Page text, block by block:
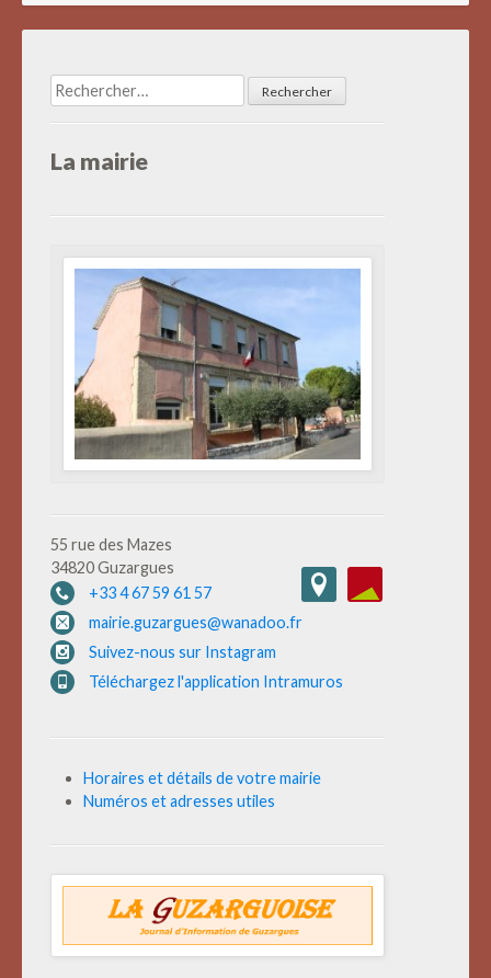
Rechercher :
La mairie
55 rue des Mazes
34820 Guzargues
+33 4 67 59 61 57
mairie.guzargues@wanadoo.fr
Suivez-nous sur Instagram
Téléchargez l'application Intramuros
Horaires et détails de votre mairie
Numéros et adresses utiles